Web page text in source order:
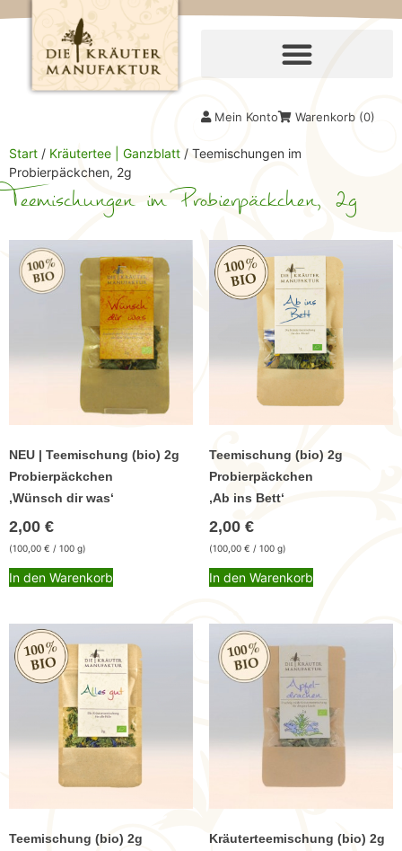
Warenkorb (0)
Mein Konto
Start / Kräutertee | Ganzblatt / Teemischungen im
Probierpäckchen, 2g
Teemischungen im Probierpäckchen, 2g
NEU | Teemischung (bio) 2g
Probierpäckchen
,Wünsch dir was‘
2,00 €
(100,00 € / 100 g)
In den Warenkorb
Teemischung (bio) 2g
Probierpäckchen
,Ab ins Bett‘
2,00 €
(100,00 € / 100 g)
In den Warenkorb
Teemischung (bio) 2g
Kräuterteemischung (bio) 2g